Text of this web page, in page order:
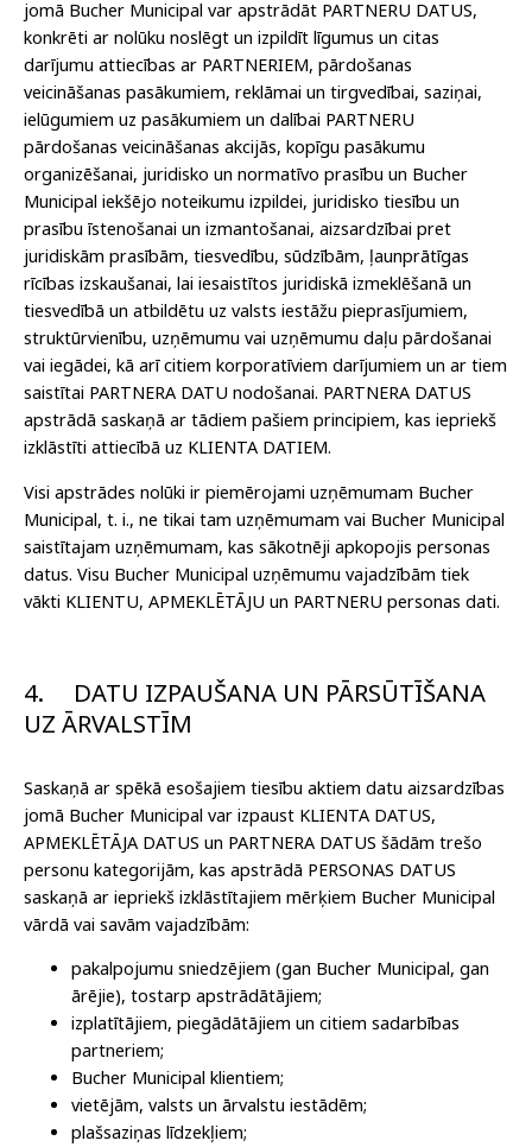
jomā Bucher Municipal var apstrādāt PARTNERU DATUS,
konkrēti ar nolūku noslēgt un izpildīt līgumus un citas
darījumu attiecības ar PARTNERIEM, pārdošanas
veicināšanas pasākumiem, reklāmai un tirgvedībai, saziņai,
ielūgumiem uz pasākumiem un dalībai PARTNERU
pārdošanas veicināšanas akcijās, kopīgu pasākumu
organizēšanai, juridisko un normatīvo prasību un Bucher
Municipal iekšējo noteikumu izpildei, juridisko tiesību un
prasību īstenošanai un izmantošanai, aizsardzībai pret
juridiskām prasībām, tiesvedību, sūdzībām, ļaunprātīgas
rīcības izskaušanai, lai iesaistītos juridiskā izmeklēšanā un
tiesvedībā un atbildētu uz valsts iestāžu pieprasījumiem,
struktūrvienību, uzņēmumu vai uzņēmumu daļu pārdošanai
vai iegādei, kā arī citiem korporatīviem darījumiem un ar tiem
saistītai PARTNERA DATU nodošanai. PARTNERA DATUS
apstrādā saskaņā ar tādiem pašiem principiem, kas iepriekš
izklāstīti attiecībā uz KLIENTA DATIEM.
Visi apstrādes nolūki ir piemērojami uzņēmumam Bucher
Municipal, t. i., ne tikai tam uzņēmumam vai Bucher Municipal
saistītajam uzņēmumam, kas sākotnēji apkopojis personas
datus. Visu Bucher Municipal uzņēmumu vajadzībām tiek
vākti KLIENTU, APMEKLĒTĀJU un PARTNERU personas dati.
4. DATU IZPAUŠANA UN PĀRSŪTĪŠANA
UZ ĀRVALSTĪM
Saskaņā ar spēkā esošajiem tiesību aktiem datu aizsardzības
jomā Bucher Municipal var izpaust KLIENTA DATUS,
APMEKLĒTĀJA DATUS un PARTNERA DATUS šādām trešo
personu kategorijām, kas apstrādā PERSONAS DATUS
saskaņā ar iepriekš izklāstītajiem mērķiem Bucher Municipal
vārdā vai savām vajadzībām:
pakalpojumu sniedzējiem (gan Bucher Municipal, gan
ārējie), tostarp apstrādātājiem;
izplatītājiem, piegādātājiem un citiem sadarbības
partneriem;
Bucher Municipal klientiem;
vietējām, valsts un ārvalstu iestādēm;
plašsaziņas līdzekļiem;